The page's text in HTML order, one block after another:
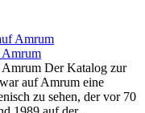
Amrum
Amrum Der Katalog zur
auf Amrum eine
zu sehen, der vor 70